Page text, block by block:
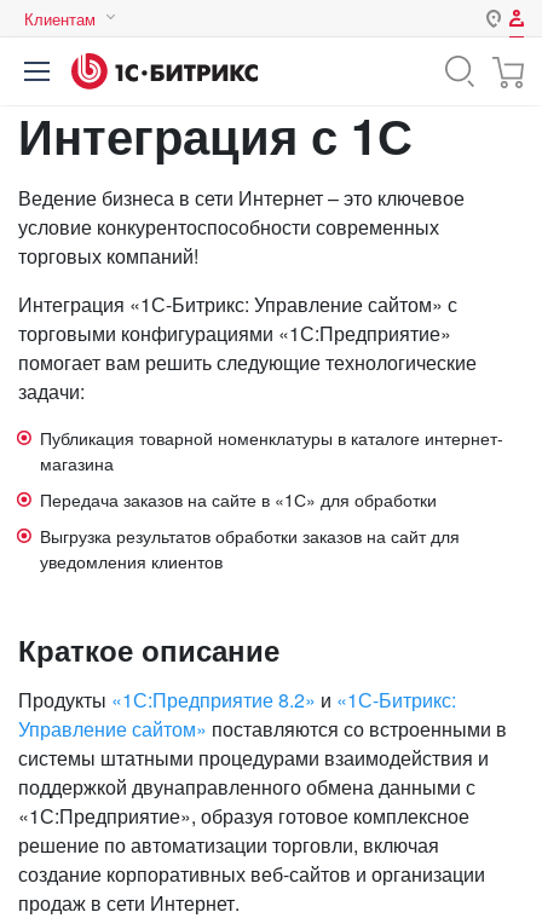
Клиентам
Казахстан
Авторизация
Зарегистрироваться
Запомнить меня на этом
компьютере
Интеграция с 1С
Ведение бизнеса в сети Интернет – это ключевое
условие конкурентоспособности современных
торговых компаний!
Интеграция «1С-Битрикс: Управление сайтом» с
торговыми конфигурациями «1С:Предприятие»
помогает вам решить следующие технологические
задачи:
Публикация товарной номенклатуры в каталоге интернет-
магазина
Передача заказов на сайте в «1С» для обработки
Выгрузка результатов обработки заказов на сайт для
уведомления клиентов
Краткое описание
Продукты «1С:Предприятие 8.2» и «1С-Битрикс:
Управление сайтом» поставляются со встроенными в
системы штатными процедурами взаимодействия и
поддержкой двунаправленного обмена данными с
«1С:Предприятие», образуя готовое комплексное
решение по автоматизации торговли, включая
создание корпоративных веб-сайтов и организации
продаж в сети Интернет.